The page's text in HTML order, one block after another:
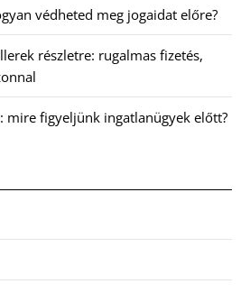
védheted meg jogaidat előre?
részletre: rugalmas fizetés,
mire figyeljünk ingatlanügyek előtt?